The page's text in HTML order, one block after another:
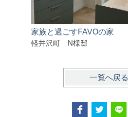
家族と過ごすFAVOの家
軽井沢町 N様邸
一覧へ戻る